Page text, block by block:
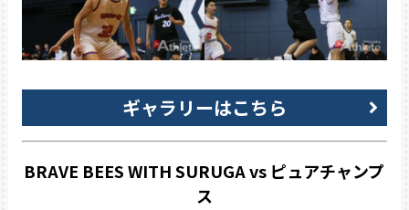
ギャラリーはこちら
BRAVE BEES WITH SURUGA vs ピュアチャンプ
ス